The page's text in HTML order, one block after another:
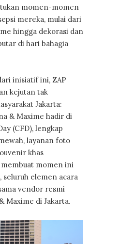
momen-momen
mereka, mulai dari
hingga dekorasi dan
di hari bahagia
inisiatif ini, ZAP
kejutan tak
Jakarta:
& Maxime hadir di
(CFD), lengkap
layanan foto
khas
momen ini
seluruh elemen acara
vendor resmi
Maxime di Jakarta.